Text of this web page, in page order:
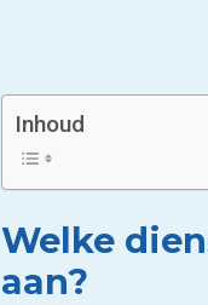
Inhoud
Welke
aan?